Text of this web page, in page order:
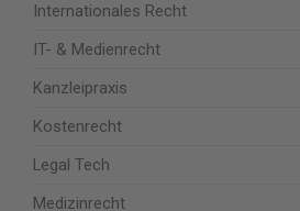
Internationales Recht
IT- & Medienrecht
Kanzleipraxis
Kostenrecht
Legal Tech
Medizinrecht